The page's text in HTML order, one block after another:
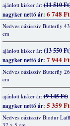
ajánlott kisker ár:(11 510
nagyker nettó ár: 6 748 Ft
Nedves oázisszív Butterfly
cm
ajánlott kisker ár:(13 550
nagyker nettó ár: 7 944 Ft
Nedves oázisszív Butterfly
cm
ajánlott kisker ár:(9 145 Ft)
nagyker nettó ár: 5 359 Ft
Nedves oázisszív Biodur